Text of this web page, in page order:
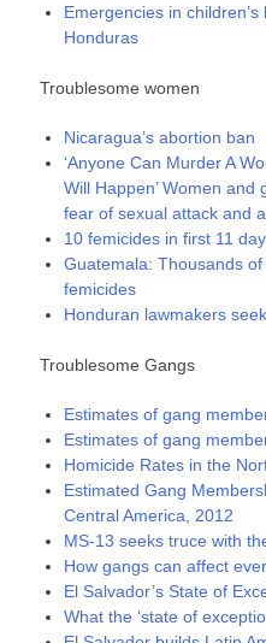
Emergencies in
Honduras
Troublesome women
Nicaragua’s abortion ban
‘Anyone Can Murder A
Will Happen’ Women
fear of sexual attack and
10 femicides in first 11
Guatemala: Thousands
femicides
Honduran lawmakers
Troublesome Gangs
Estimates of gang
Estimates of gang
Homicide Rates in the
Estimated Gang
Central America, 2012
MS-13 seeks truce with
How gangs can affect
El Salvador’s State of
What the ‘state of